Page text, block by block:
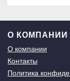
О КОМПАНИИ
О компании
Контакты
Политика